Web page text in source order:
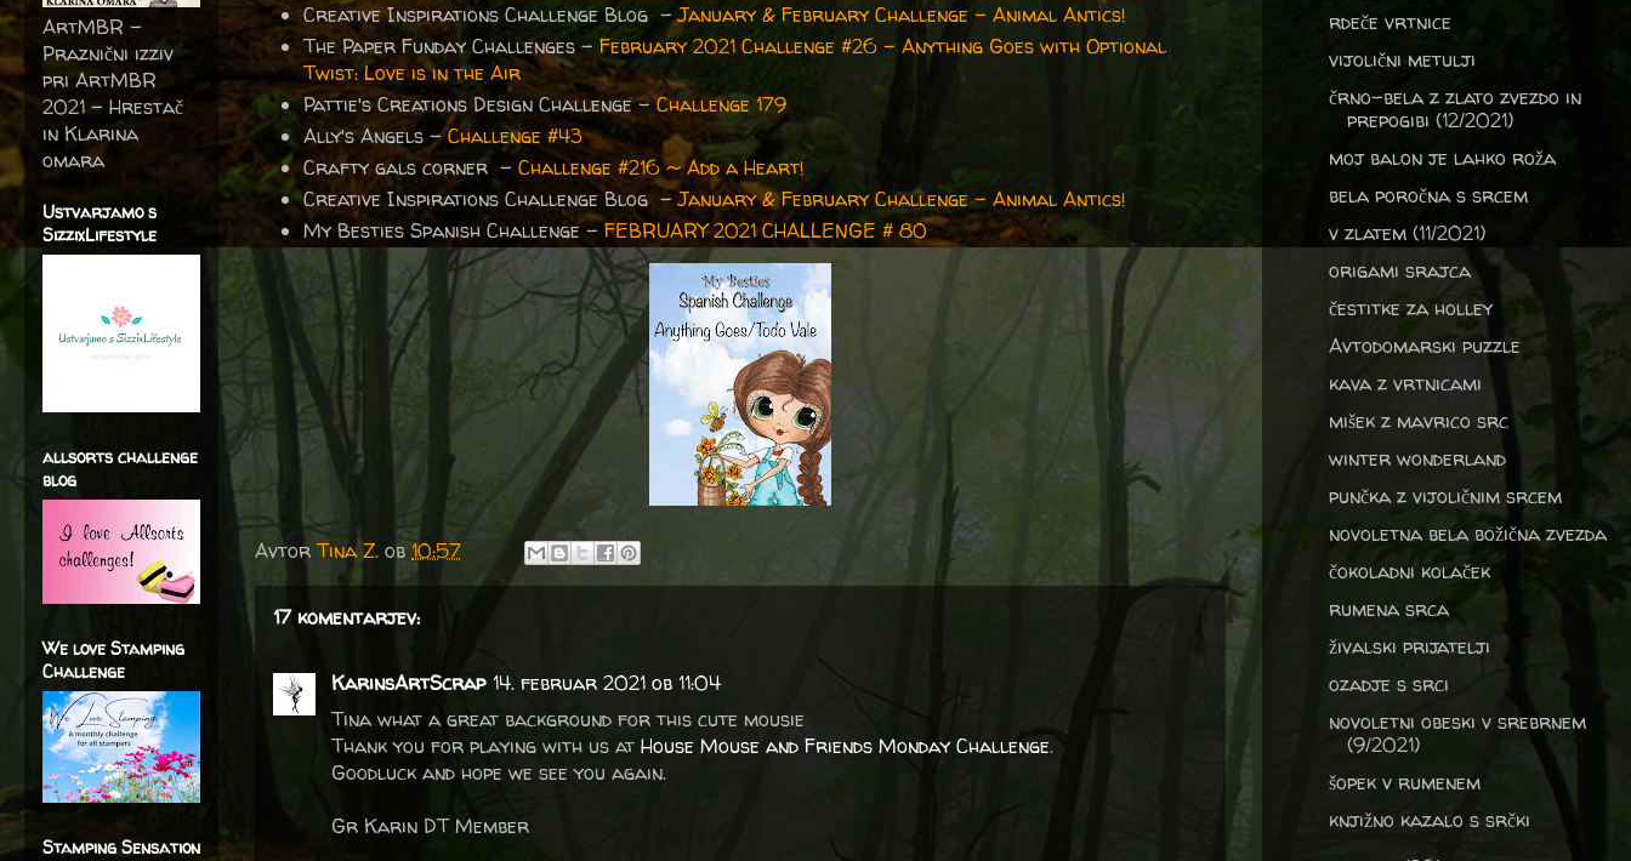
Creative Inspirations Challenge Blog -January & February Challenge - Animal Antics!
The Paper Funday Challenges - February 2021 Challenge #26 - Anything Goes with Optional
Twist: Love is in the Air
Pattie's Creations Design Challenge-Challenge 179
Ally's Angels -Challenge #43
Crafty gals corner - Challenge #216 ~ Add a Heart!
Creative Inspirations Challenge Blog -January & February Challenge - Animal Antics!
My Besties Spanish Challenge -FEBRUARY 2021 CHALLENGE # 80
AvtorTina Z. ob10:57
17 komentarjev:
KarinsArtScrap 14. februar 2021 ob 11:04
Tina what a great background for this cute mousie
Thank you for playing with us at House Mouse and Friends Monday Challenge.
Goodluck and hope we see you again.
Gr Karin DT Member
ArtMBR -
Praznični izziv
pri ArtMBR
2021 – Hrestač
in Klarina
omara
Ustvarjamo s
SizzixLifestyle
allsorts challenge
blog
We love Stamping
Challenge
Stamping Sensation
rdeče vrtnice
vijolični metulji
črno-bela z zlato zvezdo in
prepogibi (12/2021)
moj balon je lahko roža
bela poročna s srcem
v zlatem (11/2021)
origami srajca
čestitke za holley
Avtodomarski puzzle
kava z vrtnicami
mišek z mavrico src
winter wonderland
punčka z vijoličnim srcem
novoletna bela božična zvezda
čokoladni kolaček
rumena srca
živalski prijatelji
ozadje s srci
novoletni obeski v srebrnem
(9/2021)
šopek v rumenem
knjižno kazalo s srčki